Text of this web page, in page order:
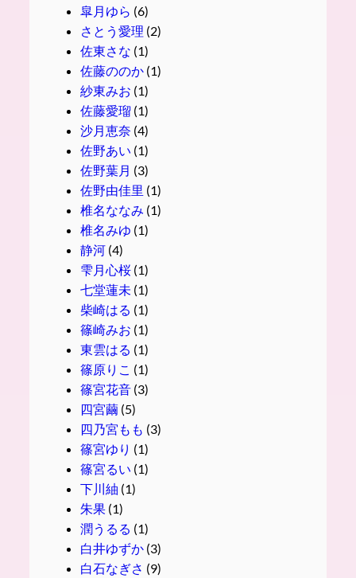
皐月ゆら (6)
さとう愛理 (2)
佐東さな (1)
佐藤ののか(1)
紗東みお (1)
佐藤愛瑠(1)
沙月恵奈 (4)
佐野あい (1)
佐野葉月 (3)
佐野由佳里 (1)
椎名ななみ (1)
椎名みゆ (1)
静河(4)
雫月心桜(1)
七堂蓮未 (1)
柴崎はる (1)
篠崎みお (1)
東雲はる (1)
篠原りこ (1)
篠宮花音(3)
四宮繭(5)
四乃宮もも (3)
篠宮ゆり (1)
篠宮るい (1)
下川紬 (1)
朱果(1)
潤うるる (1)
白井ゆずか(3)
白石なぎさ (9)